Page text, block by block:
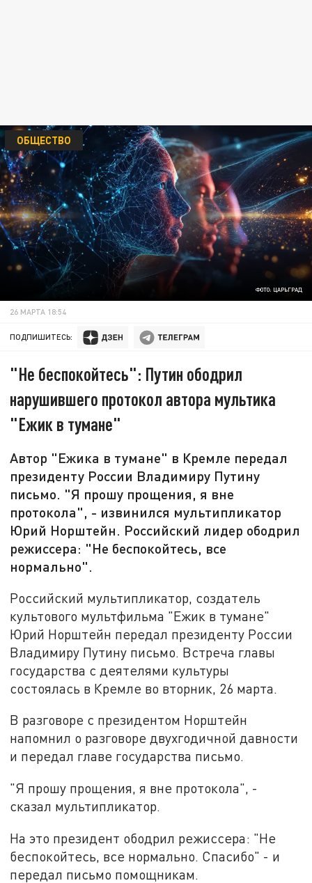
ФОТО: ЦАРЬГРАД
ОБЩЕСТВО
26 МАРТА 18:54
ПОДПИШИТЕСЬ:
"Не беспокойтесь": Путин ободрил
нарушившего протокол автора мультика
"Ежик в тумане"
Автор "Ежика в тумане" в Кремле передал
президенту России Владимиру Путину
письмо. "Я прошу прощения, я вне
протокола", - извинился мультипликатор
Юрий Норштейн. Российский лидер ободрил
режиссера: "Не беспокойтесь, все
нормально".
Российский мультипликатор, создатель
культового мультфильма "Ежик в тумане"
Юрий Норштейн передал президенту России
Владимиру Путину письмо. Встреча главы
государства с деятелями культуры
состоялась в Кремле во вторник, 26 марта.
В разговоре с президентом Норштейн
напомнил о разговоре двухгодичной давности
и передал главе государства письмо.
"Я прошу прощения, я вне протокола", -
сказал мультипликатор.
На это президент ободрил режиссера: "Не
беспокойтесь, все нормально. Спасибо" - и
передал письмо помощникам.